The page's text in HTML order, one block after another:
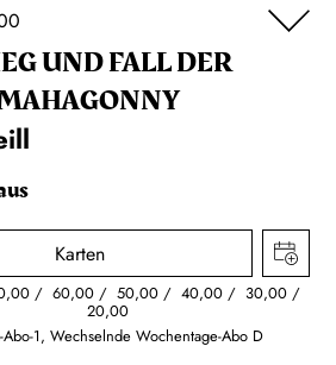
UND FALL DER
Karten
60,00 50,00 40,00 30,00
20,00
Abo-1, Wechselnde Wochentage-Abo D